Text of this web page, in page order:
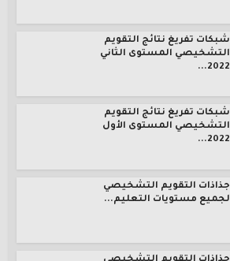
شبكات تفريغ نتائج التقويم
التشخيصي المستوى الثاني
2022...
شبكات تفريغ نتائج التقويم
التشخيصي المستوى الأول
2022...
جذاذات التقويم التشخيصي
لجميع مستويات التعليم...